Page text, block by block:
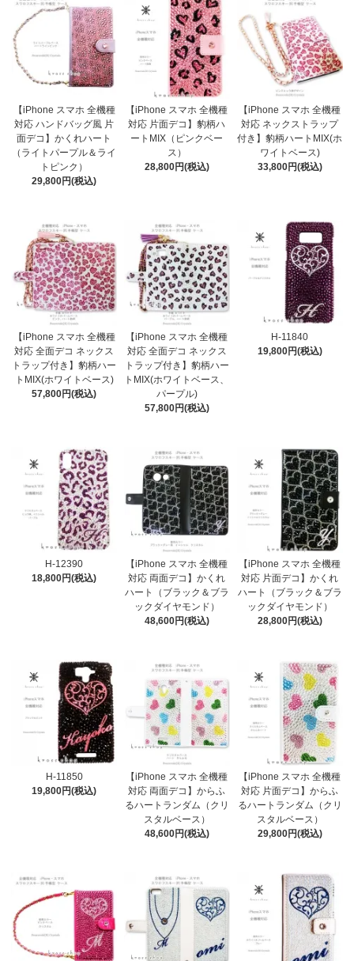
【iPhone スマホ 全機種
対応 ハンドバッグ風 片
面デコ】かくれハート
（ライトパープル＆ライ
トピンク）
29,800円(税込)
【iPhone スマホ 全機種
対応 片面デコ】豹柄ハ
ートMIX（ピンクベー
ス）
28,800円(税込)
【iPhone スマホ 全機種
対応 ネックストラップ
付き】豹柄ハートMIX(ホ
ワイトベース)
33,800円(税込)
【iPhone スマホ 全機種
対応 全面デコ ネックス
トラップ付き】豹柄ハー
トMIX(ホワイトベース)
57,800円(税込)
【iPhone スマホ 全機種
対応 全面デコ ネックス
トラップ付き】豹柄ハー
トMIX(ホワイトベース、
パープル)
57,800円(税込)
H-11840
19,800円(税込)
H-12390
18,800円(税込)
【iPhone スマホ 全機種
対応 両面デコ】かくれ
ハート（ブラック＆ブラ
ックダイヤモンド）
48,600円(税込)
【iPhone スマホ 全機種
対応 片面デコ】かくれ
ハート（ブラック＆ブラ
ックダイヤモンド）
28,800円(税込)
H-11850
19,800円(税込)
【iPhone スマホ 全機種
対応 両面デコ】からふ
るハートランダム（クリ
スタルベース）
48,600円(税込)
【iPhone スマホ 全機種
対応 片面デコ】からふ
るハートランダム（クリ
スタルベース）
29,800円(税込)